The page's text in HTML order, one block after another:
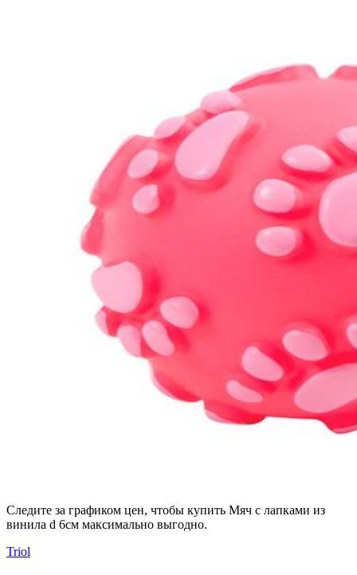
Следите за графиком цен, чтобы купить Мяч с лапками из
винила d 6см максимально выгодно.
Triol